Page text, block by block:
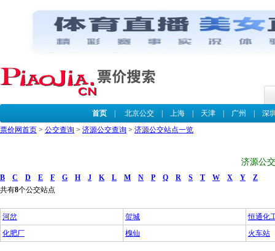
首页| 北京公交| 上海| 天津| 广州
深
票价网首页 > 公交查询 > 济源公交查询 > 济源公交站点一览
济源公
B C D E F G H J K L M N P Q R S T W X Y
Z
共有8个公交站点
河岔 贺城
恒通化
化肥厂
槐仙 火车站